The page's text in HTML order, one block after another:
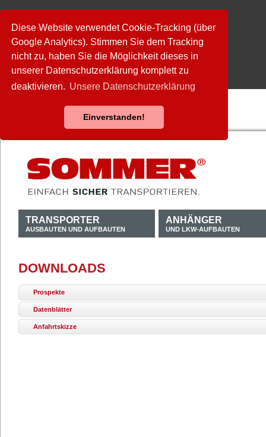
Diese Website verwendet Cookie-Tracking (über
Google Analytics). Stimmen Sie dem Tracking
nicht zu, haben Sie die Möglichkeit dieses in
unserer Datenschutzerklärung komplett zu
deaktivieren. Unsere Datenschutzerklärung
Einverstanden!
TRANSPORTER
AUSBAUTEN UND AUFBAUTEN
ANHÄNGER
UND LKW-AUFBAUTEN
DOWNLOADS
Prospekte
Datenblätter
Anfahrtskizze